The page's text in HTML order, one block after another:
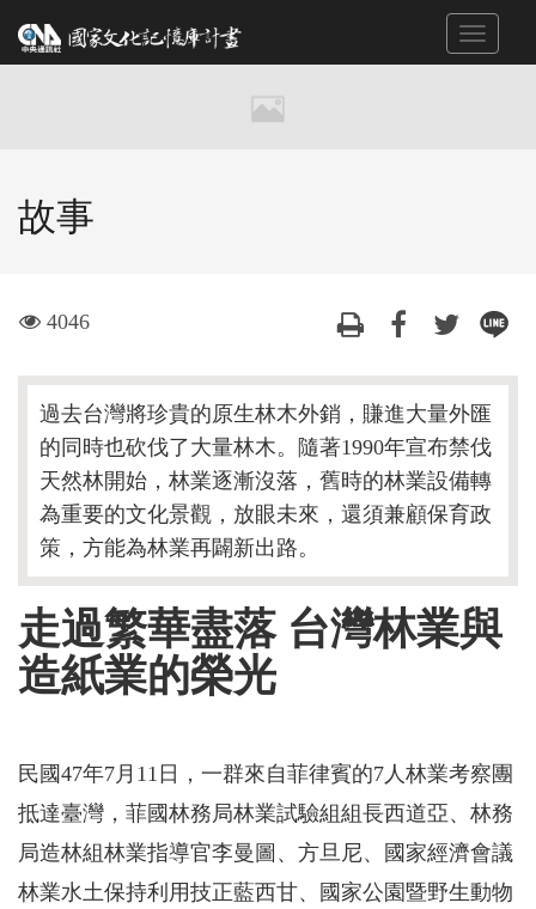
到
Toggle
故事
visit
4046
過去台灣將珍貴的原生林木外銷，賺進大量外匯
的同時也砍伐了大量林木。隨著1990年宣布禁伐
天然林開始，林業逐漸沒落，舊時的林業設備轉
為重要的文化景觀，放眼未來，還須兼顧保育政
策，方能為林業再闢新出路。
走過繁華盡落 台灣林業與
造紙業的榮光
民國47年7月11日，一群來自菲律賓的7人林業考察團
抵達臺灣，菲國林務局林業試驗組組長西道亞、林務
局造林組林業指導官李曼圖、方旦尼、國家經濟會議
林業水土保持利用技正藍西甘、國家公園暨野生動物